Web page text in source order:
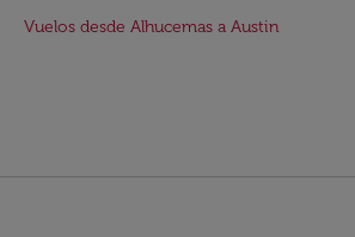
Vuelos desde Alhucemas a Austin